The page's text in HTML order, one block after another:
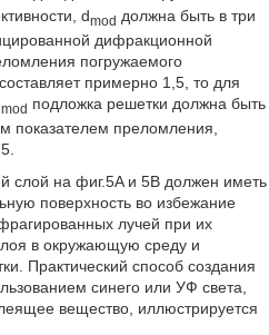
dmod должна быть в три
дифракционной
погружаемого
примерно 1,5, то для
mod подложка решетки должна быть
показателем преломления,
слой на фиг.5A и 5B должен иметь
поверхность во избежание
лучей при их
в окружающую среду и
Практический способ создания
синего или УФ света,
вещество, иллюстрируется